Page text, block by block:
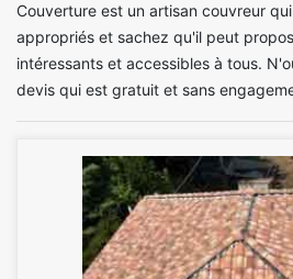
Couverture est un artisan couvreur
appropriés et sachez qu'il peut
intéressants et accessibles à tous.
devis qui est gratuit et sans